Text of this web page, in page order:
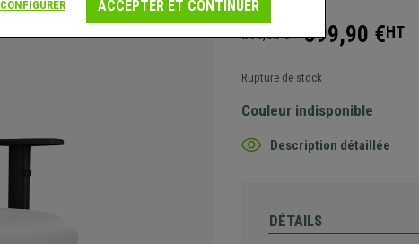
899,90 € 599,90 €HT
Rupture de stock
Couleur indisponible
Description détaillée
DÉTAILS
CONFIGURER ACCEPTER ET CONTINUER